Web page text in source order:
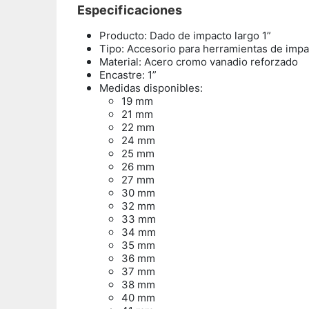
Especificaciones
Producto: Dado de impacto largo 1”
Tipo: Accesorio para herramientas de
Material: Acero cromo vanadio reforzado
Encastre: 1”
Medidas disponibles:
19 mm
21 mm
22 mm
24 mm
25 mm
26 mm
27 mm
30 mm
32 mm
33 mm
34 mm
35 mm
36 mm
37 mm
38 mm
40 mm